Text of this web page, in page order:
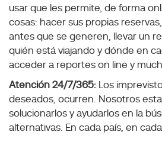
usar que les permite, de forma
cosas: hacer sus propias
antes que se generen, llevar un
quién está viajando y dónde en
acceder a reportes on line y
Atención 24/7/365: Los
deseados, ocurren. Nosotros
solucionarlos y ayudarlos en la
alternativas. En cada país, en